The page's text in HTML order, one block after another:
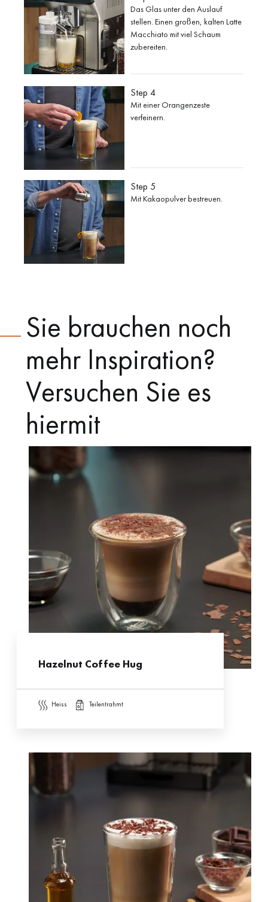
Das Glas unter den Auslauf
stellen. Einen großen, kalten Latte
Macchiato mit viel Schaum
zubereiten.
Step 4
Mit einer Orangenzeste
verfeinern.
Step 5
Mit Kakaopulver bestreuen.
Sie brauchen noch
mehr Inspiration?
Versuchen Sie es
hiermit
Hazelnut Coffee Hug
heiss teilentrahmt